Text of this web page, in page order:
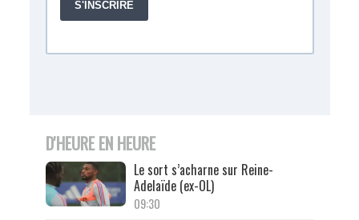
D'HEURE EN HEURE
Le sort s’acharne sur Reine-
Adelaïde (ex-OL)
09:30